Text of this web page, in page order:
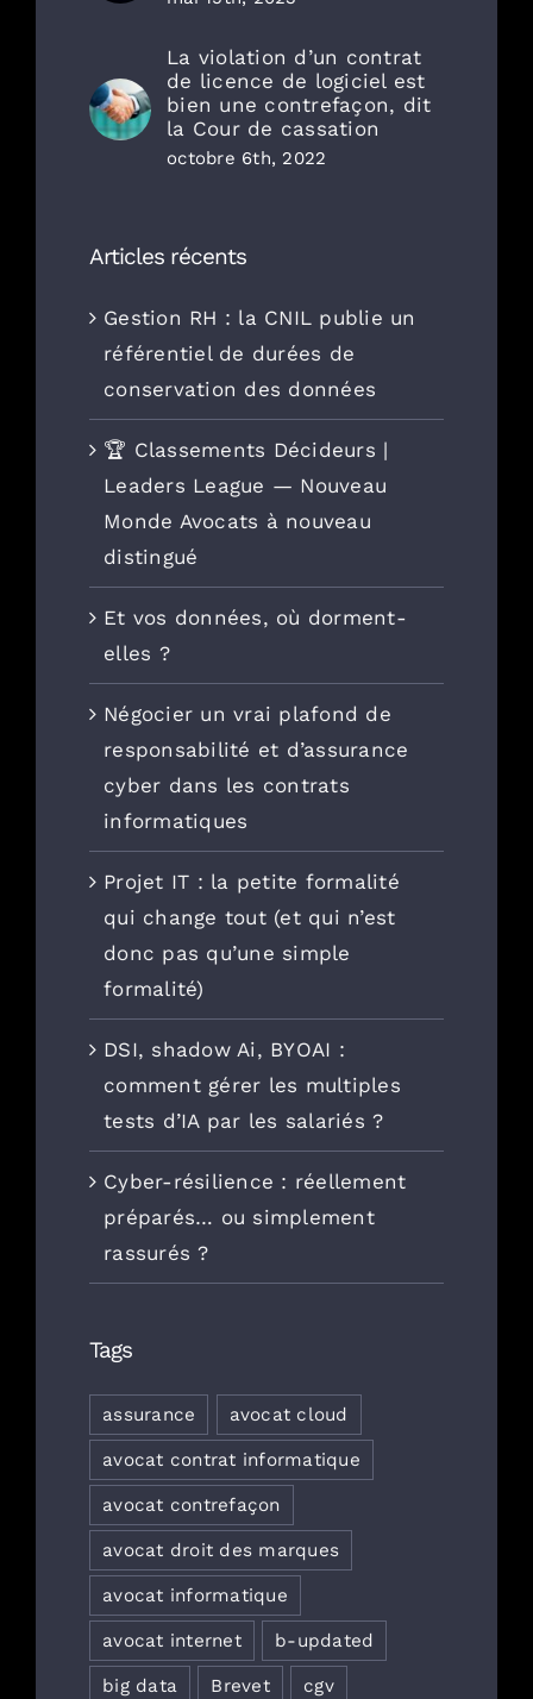
La violation d’un contrat
de licence de logiciel est
bien une contrefaçon, dit
la Cour de cassation
octobre 6th, 2022
Articles récents
Gestion RH : la CNIL publie un
référentiel de durées de
conservation des données
🏆 Classements Décideurs |
Leaders League — Nouveau
Monde Avocats à nouveau
distingué
Et vos données, où dorment-
elles ?
Négocier un vrai plafond de
responsabilité et d’assurance
cyber dans les contrats
informatiques
Projet IT : la petite formalité
qui change tout (et qui n’est
donc pas qu’une simple
formalité)
DSI, shadow Ai, BYOAI :
comment gérer les multiples
tests d’IA par les salariés ?
Cyber-résilience : réellement
préparés… ou simplement
rassurés ?
Tags
assurance avocat cloud
avocat contrat informatique
avocat contrefaçon
avocat droit des marques
avocat informatique
avocat internet b-updated
big data Brevet cgv